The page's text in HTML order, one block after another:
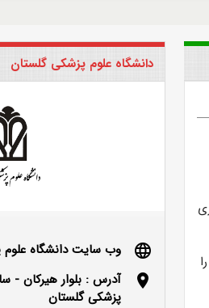
دانشگاه علوم پزشکی گلستان
language
وب سایت دانشگاه
location_on
آدرس : بلوار هیرکان -
پزشکی گلستان